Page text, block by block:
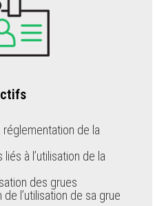
de la
à l’utilisation de la
des grues
l’utilisation de sa grue